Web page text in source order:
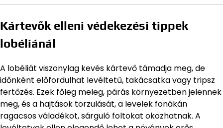
Kártevők elleni védekezési tippek
lobéliánál
A lobéliát viszonylag kevés kártevő támadja meg, de
időnként előfordulhat levéltetű, takácsatka vagy tripsz
fertőzés. Ezek főleg meleg, párás környezetben jelennek
meg, és a hajtások torzulását, a levelek fonákán
ragacsos váladékot, sárguló foltokat okozhatnak. A